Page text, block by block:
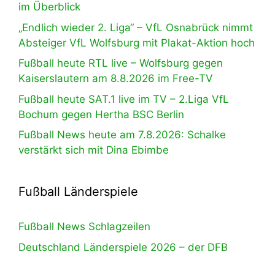
im Überblick
„Endlich wieder 2. Liga“ – VfL Osnabrück nimmt
Absteiger VfL Wolfsburg mit Plakat-Aktion hoch
Fußball heute RTL live – Wolfsburg gegen
Kaiserslautern am 8.8.2026 im Free-TV
Fußball heute SAT.1 live im TV – 2.Liga VfL
Bochum gegen Hertha BSC Berlin
Fußball News heute am 7.8.2026: Schalke
verstärkt sich mit Dina Ebimbe
Fußball Länderspiele
Fußball News Schlagzeilen
Deutschland Länderspiele 2026 – der DFB